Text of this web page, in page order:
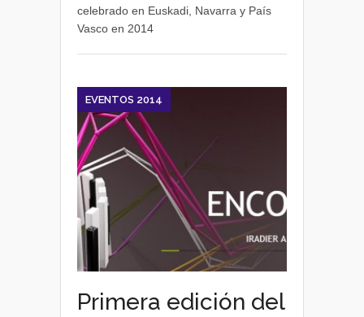
celebrado en Euskadi, Navarra y País
Vasco en 2014
EVENTOS 2014
Primera edición del